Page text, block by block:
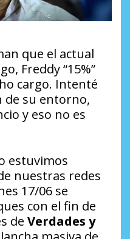
que el actual
Freddy “15%”
cargo. Intenté
de su entorno,
y eso no es
estuvimos
nuestras redes
17/06 se
con el fin de
de Verdades y